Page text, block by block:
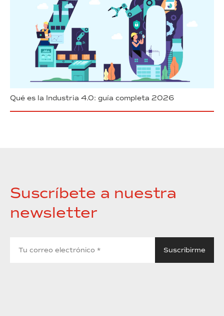
Qué es la Industria 4.0: guía completa 2026
Suscríbete a nuestra
newsletter